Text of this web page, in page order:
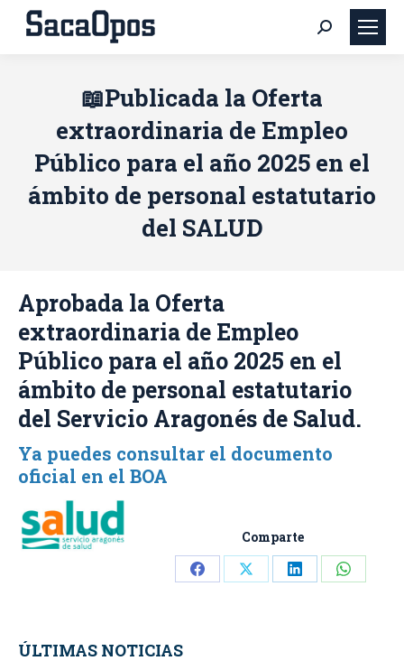
Buscar:
📖Publicada la Oferta
extraordinaria de Empleo
Público para el año 2025 en el
ámbito de personal estatutario
del SALUD
Aprobada la Oferta
extraordinaria de Empleo
Público para el año 2025 en el
ámbito de personal estatutario
del Servicio Aragonés de Salud.
Ya puedes consultar el documento
oficial en el BOA
Comparte
Share Share Share Share
ÚLTIMAS NOTICIAS